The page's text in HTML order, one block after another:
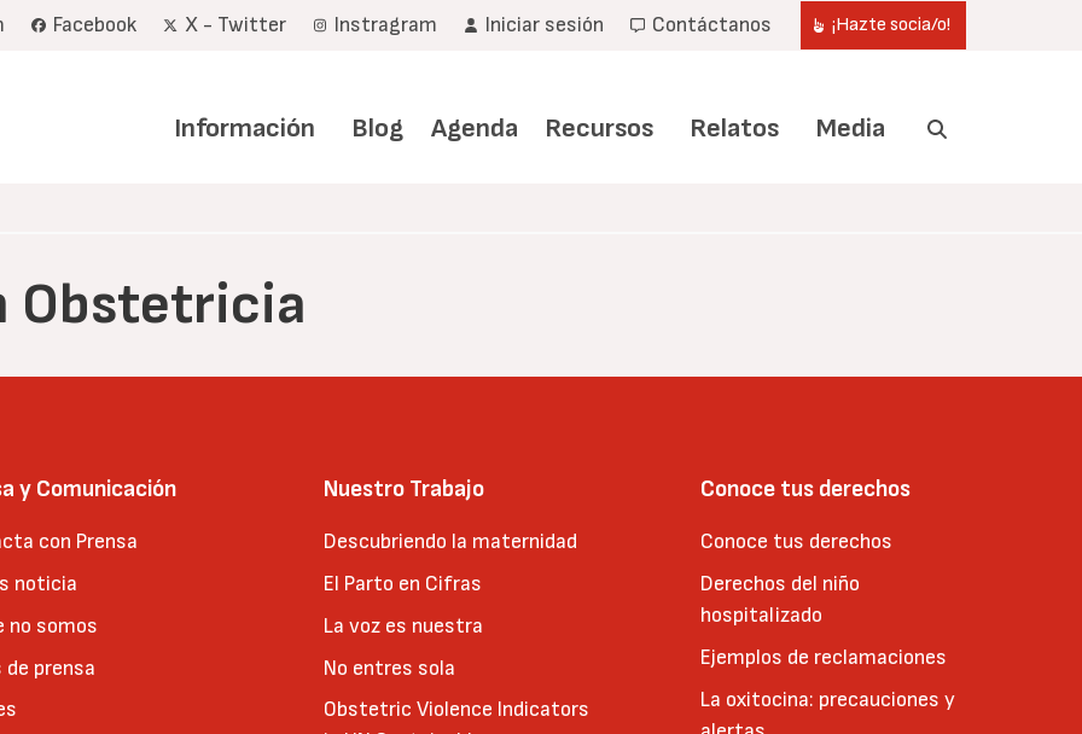
Facebook X - Twitter Instragram Iniciar sesión Contáctanos ¡Hazte socia/o!
Información Blog Agenda Recursos Relatos Media
Obstetricia
y Comunicación
con Prensa
noticia
no somos
de prensa
Nuestro Trabajo
Descubriendo la maternidad
El Parto en Cifras
La voz es nuestra
No entres sola
Obstetric Violence Indicators
Conoce tus derechos
Conoce tus derechos
Derechos del niño
hospitalizado
Ejemplos de reclamaciones
La oxitocina: precauciones y